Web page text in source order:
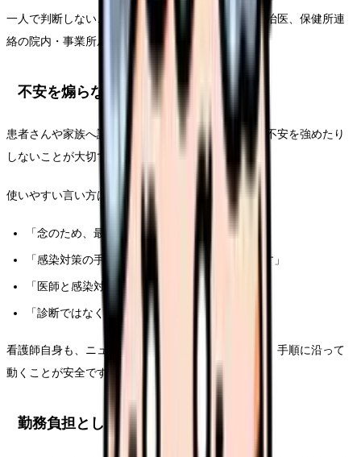
一人で判断しないことが最も重要です。管理者、主治医、保健所連
絡の院内・事業所ルールを確認しましょう。
不安を煽らない伝え方
患者さんや家族へ説明する時は、病名を断定したり不安を強めたり
しないことが大切です。
使いやすい言い方は次のようなものです。
「念のため、最近の渡航歴を確認します」
「感染対策の手順に沿って、待機場所を変えます」
「医師と感染対策担当に確認します」
「診断ではなく、安全確認のための対応です」
看護師自身も、ニュースの病名に引っ張られすぎず、手順に沿って
動くことが安全です。
勤務負担としても見る